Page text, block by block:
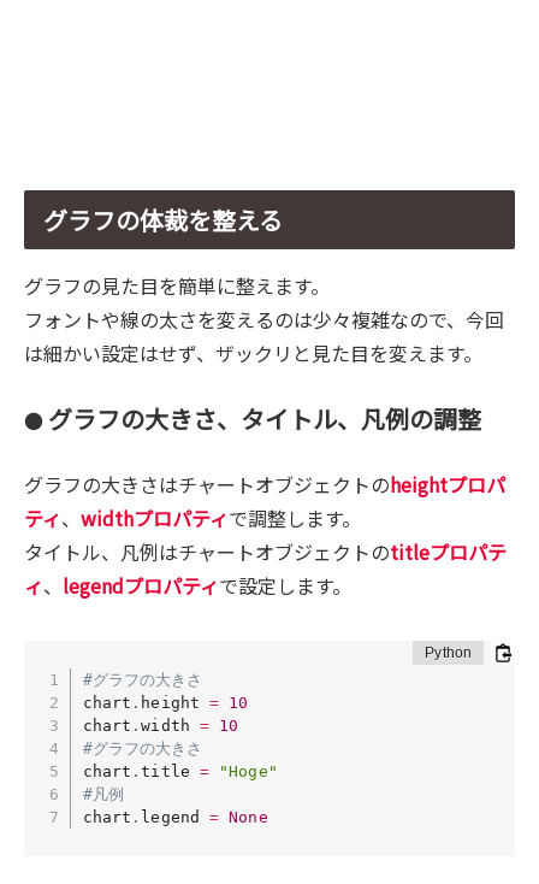
グラフの体裁を整える
グラフの見た目を簡単に整えます。
フォントや線の太さを変えるのは少々複雑なので、今回
は細かい設定はせず、ザックリと見た目を変えます。
● グラフの大きさ、タイトル、凡例の調整
グラフの大きさはチャートオブジェクトのheightプロパ
ティ、 widthプロパティで調整します。
タイトル、凡例はチャートオブジェクトのtitleプロパテ
ィ、 legendプロパティで設定します。
#グラフの大きさ
chart . height = 10
chart .width = 10
#グラフの大きさ
chart .title =
"Hoge"
#凡例
chart . legend = None